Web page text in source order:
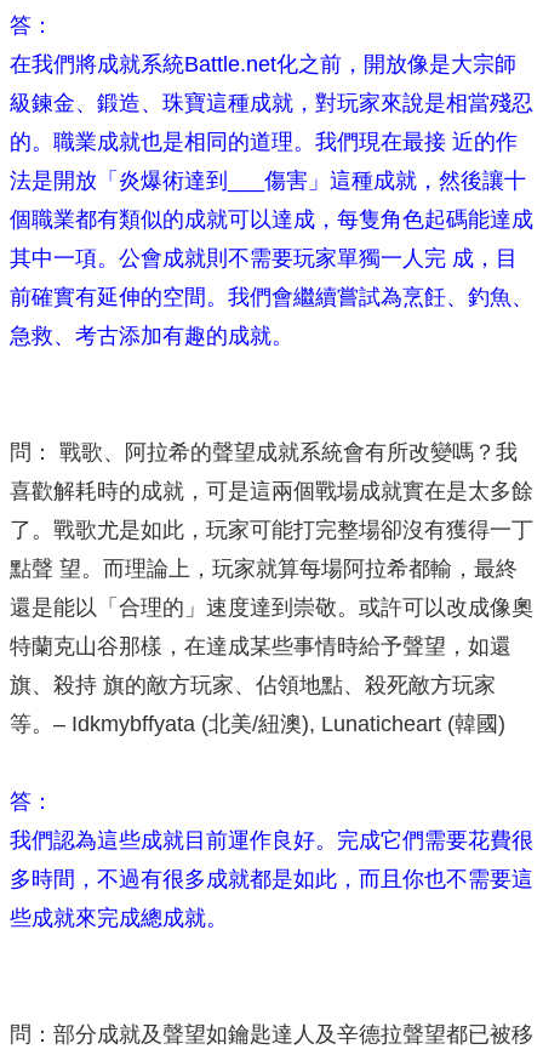
答：
在我們將成就系統Battle.net化之前，開放像是大宗師
級鍊金、鍛造、珠寶這種成就，對玩家來說是相當殘忍
的。職業成就也是相同的道理。我們現在最接 近的作
法是開放「炎爆術達到___傷害」這種成就，然後讓十
個職業都有類似的成就可以達成，每隻角色起碼能達成
其中一項。公會成就則不需要玩家單獨一人完 成，目
前確實有延伸的空間。我們會繼續嘗試為烹飪、釣魚、
急救、考古添加有趣的成就。
問： 戰歌、阿拉希的聲望成就系統會有所改變嗎？我
喜歡解耗時的成就，可是這兩個戰場成就實在是太多餘
了。戰歌尤是如此，玩家可能打完整場卻沒有獲得一丁
點聲 望。而理論上，玩家就算每場阿拉希都輸，最終
還是能以「合理的」速度達到崇敬。或許可以改成像奧
特蘭克山谷那樣，在達成某些事情時給予聲望，如還
旗、殺持 旗的敵方玩家、佔領地點、殺死敵方玩家
等。– Idkmybffyata (北美/紐澳), Lunaticheart (韓國)
答：
我們認為這些成就目前運作良好。完成它們需要花費很
多時間，不過有很多成就都是如此，而且你也不需要這
些成就來完成總成就。
問：部分成就及聲望如鑰匙達人及辛德拉聲望都已被移